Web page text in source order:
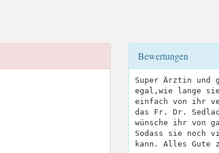
Bewertungen
Super Ärztin
egal,wie lange
einfach von ihr
das Fr. Dr.
wünsche ihr von
Sodass sie noch
kann. Alles Gute